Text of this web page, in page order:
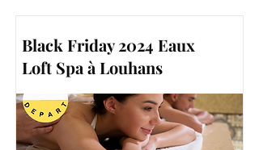
Black Friday 2024 Eaux
Loft Spa à Louhans